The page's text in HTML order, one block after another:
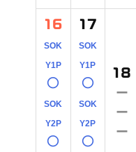
16
SOK
Y1P
○
SOK
Y2P
○
17
SOK
Y1P
○
SOK
Y2P
○
18
－
－
－